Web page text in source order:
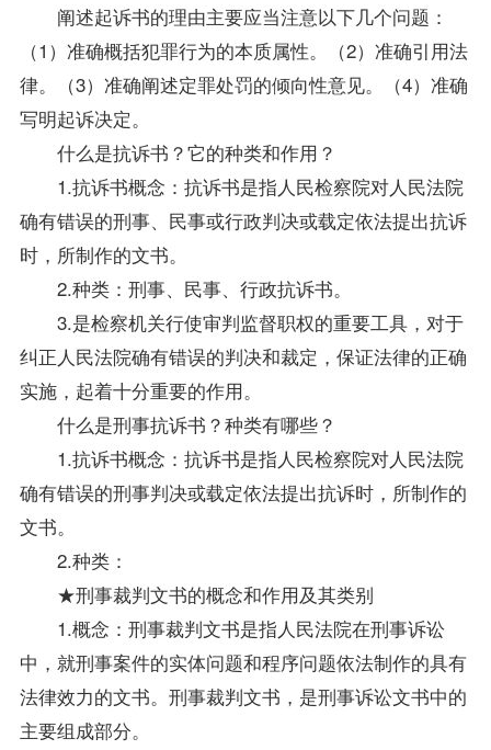
阐述起诉书的理由主要应当注意以下几个问题：
（1）准确概括犯罪行为的本质属性。（2）准确引用法
律。（3）准确阐述定罪处罚的倾向性意见。（4）准确
写明起诉决定。
什么是抗诉书？它的种类和作用？
1.抗诉书概念：抗诉书是指人民检察院对人民法院
确有错误的刑事、民事或行政判决或载定依法提出抗诉
时，所制作的文书。
2.种类：刑事、民事、行政抗诉书。
3.是检察机关行使审判监督职权的重要工具，对于
纠正人民法院确有错误的判决和裁定，保证法律的正确
实施，起着十分重要的作用。
什么是刑事抗诉书？种类有哪些？
1.抗诉书概念：抗诉书是指人民检察院对人民法院
确有错误的刑事判决或载定依法提出抗诉时，所制作的
文书。
2.种类：
★刑事裁判文书的概念和作用及其类别
1.概念：刑事裁判文书是指人民法院在刑事诉讼
中，就刑事案件的实体问题和程序问题依法制作的具有
法律效力的文书。刑事裁判文书，是刑事诉讼文书中的
主要组成部分。